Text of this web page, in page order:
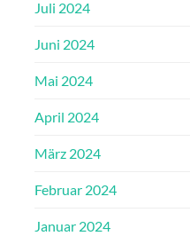
Juli 2024
Juni 2024
Mai 2024
April 2024
März 2024
Februar 2024
Januar 2024